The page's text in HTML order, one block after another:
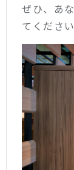
ぜひ、あ
てください